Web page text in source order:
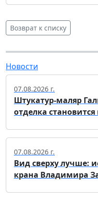
Возврат к списку
Новости
07.08.2026 г.
Штукатур-маляр
отделка становится
07.08.2026 г.
Вид сверху лучше:
крана Владимира